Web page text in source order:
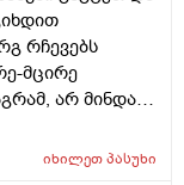
რჩევებს
მცირე
არ მინდა…
“კომფორტის
იხილეთპასუხი